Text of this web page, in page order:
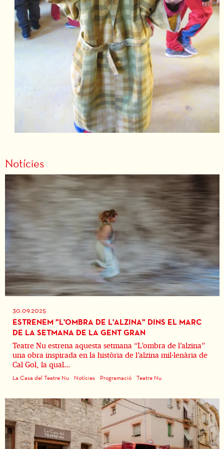
Notícies
30.09.2025
ESTRENEM "L'OMBRA DE L'ALZINA" DINS EL MARC
DE LA SETMANA DE LA GENT GRAN
Teatre Nu estrena aquesta setmana “L’ombra de l’alzina”
una obra inspirada en la història de l’alzina mil·lenària de
Cal Gol, la qual...
La Casa del Teatre Nu Notícies Programació Teatre Nu